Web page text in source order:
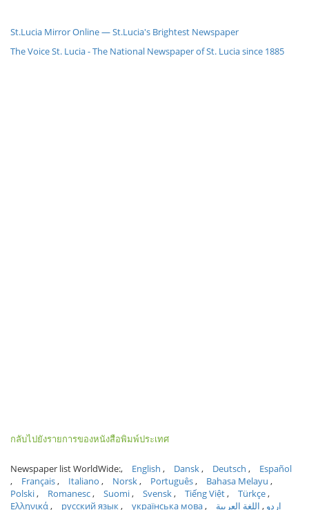
St.Lucia Mirror Online — St.Lucia's Brightest Newspaper
The Voice St. Lucia - The National Newspaper of St. Lucia since 1885
กลับไปยังรายการของหนังสือพิมพ์ประเทศ
Newspaper list WorldWide: English Dansk Deutsch
Español
Français
Italiano Norsk Português
Bahasa Melayu
Polski
Romanesc Suomi Svensk Tiếng Việt
Türkçe
Ελληνικά
русский язык українська мова اردو اللغة العربية